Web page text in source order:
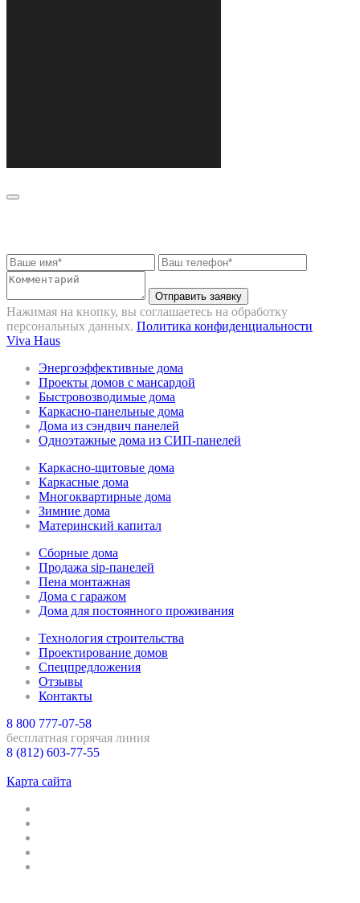
Отправить заявку
Нажимая на кнопку, вы соглашаетесь на обработку
персональных данных. Политика конфиденциальности
Viva Haus
Энергоэффективные дома
Проекты домов с мансардой
Быстровозводимые дома
Каркасно-панельные дома
Дома из сэндвич панелей
Одноэтажные дома из СИП-панелей
Каркасно-щитовые дома
Каркасные дома
Многоквартирные дома
Зимние дома
Материнский капитал
Сборные дома
Продажа sip-панелей
Пена монтажная
Дома с гаражом
Дома для постоянного проживания
Технология строительства
Проектирование домов
Спецпредложения
Отзывы
Контакты
8 800 777-07-58
бесплатная горячая линия
8 (812) 603-77-55
Карта сайта